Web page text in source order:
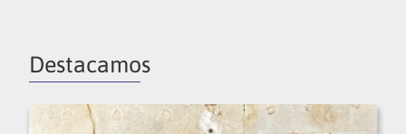
Destacamos